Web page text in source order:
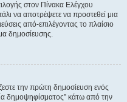
στον Πίνακα Ελέγχου
να αποτρέψετε να προστεθεί μια
από-επιλέγοντας το πλαίσιο
δημοσίευσης.
την πρώτη δημοσίευση ενός
δημοψηφίσματος” κάτω από την